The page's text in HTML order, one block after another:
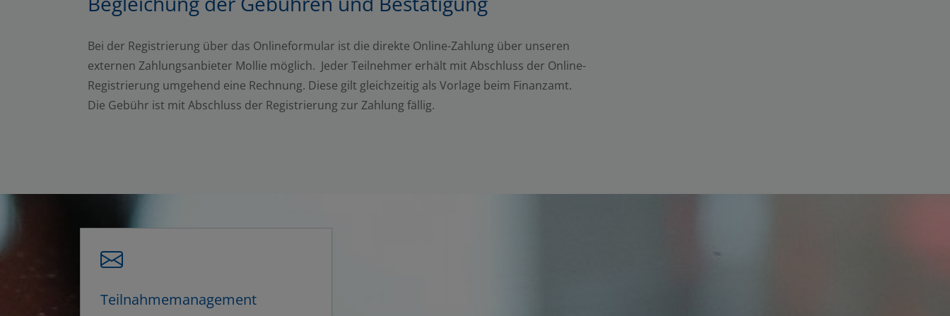
Bei der Registrierung über das Onlineformular ist die direkte Online-Zahlung über unseren
externen Zahlungsanbieter Mollie möglich. Jeder Teilnehmer erhält mit Abschluss der Online-
Registrierung umgehend eine Rechnung. Diese gilt gleichzeitig als Vorlage beim Finanzamt.
Die Gebühr ist mit Abschluss der Registrierung zur Zahlung fällig.
Teilnahmemanagement